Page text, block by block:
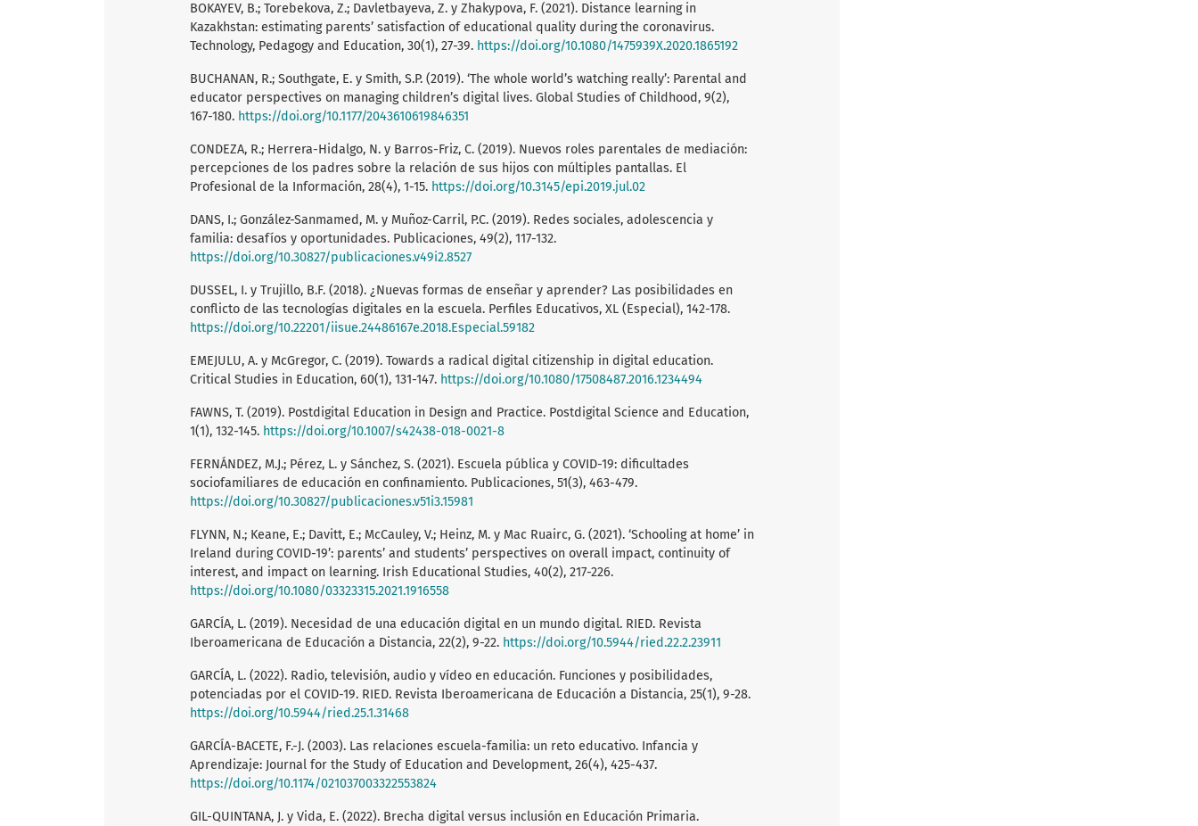
BOKAYEV, B.; Torebekova, Z.; Davletbayeva, Z. y Zhakypova, F. (2021). Distance learning in
Kazakhstan: estimating parents’ satisfaction of educational quality during the coronavirus.
Technology, Pedagogy and Education, 30(1), 27-39. https://doi.org/10.1080/1475939X.2020.1865192
BUCHANAN, R.; Southgate, E. y Smith, S.P. (2019). ‘The whole world’s watching really’: Parental and
educator perspectives on managing children’s digital lives. Global Studies of Childhood, 9(2),
167-180. https://doi.org/10.1177/2043610619846351
CONDEZA, R.; Herrera-Hidalgo, N. y Barros-Friz, C. (2019). Nuevos roles parentales de mediación:
percepciones de los padres sobre la relación de sus hijos con múltiples pantallas. El
Profesional de la Información, 28(4), 1-15. https://doi.org/10.3145/epi.2019.jul.02
DANS, I.; González-Sanmamed, M. y Muñoz-Carril, P.C. (2019). Redes sociales, adolescencia y
familia: desafíos y oportunidades. Publicaciones, 49(2), 117-132.
https://doi.org/10.30827/publicaciones.v49i2.8527
DUSSEL, I. y Trujillo, B.F. (2018). ¿Nuevas formas de enseñar y aprender? Las posibilidades en
conflicto de las tecnologías digitales en la escuela. Perfiles Educativos, XL (Especial), 142-178.
https://doi.org/10.22201/iisue.24486167e.2018.Especial.59182
EMEJULU, A. y McGregor, C. (2019). Towards a radical digital citizenship in digital education.
Critical Studies in Education, 60(1), 131-147. https://doi.org/10.1080/17508487.2016.1234494
FAWNS, T. (2019). Postdigital Education in Design and Practice. Postdigital Science and Education,
1(1), 132-145. https://doi.org/10.1007/s42438-018-0021-8
FERNÁNDEZ, M.J.; Pérez, L. y Sánchez, S. (2021). Escuela pública y COVID-19: dificultades
sociofamiliares de educación en confinamiento. Publicaciones, 51(3), 463-479.
https://doi.org/10.30827/publicaciones.v51i3.15981
FLYNN, N.; Keane, E.; Davitt, E.; McCauley, V.; Heinz, M. y Mac Ruairc, G. (2021). ‘Schooling at home’ in
Ireland during COVID-19’: parents’ and students’ perspectives on overall impact, continuity of
interest, and impact on learning. Irish Educational Studies, 40(2), 217-226.
https://doi.org/10.1080/03323315.2021.1916558
GARCÍA, L. (2019). Necesidad de una educación digital en un mundo digital. RIED. Revista
Iberoamericana de Educación a Distancia, 22(2), 9-22. https://doi.org/10.5944/ried.22.2.23911
GARCÍA, L. (2022). Radio, televisión, audio y vídeo en educación. Funciones y posibilidades,
potenciadas por el COVID-19. RIED. Revista Iberoamericana de Educación a Distancia, 25(1), 9-28.
https://doi.org/10.5944/ried.25.1.31468
GARCÍA-BACETE, F.-J. (2003). Las relaciones escuela-familia: un reto educativo. Infancia y
Aprendizaje: Journal for the Study of Education and Development, 26(4), 425-437.
https://doi.org/10.1174/021037003322553824
GIL-QUINTANA, J. y Vida, E. (2022). Brecha digital versus inclusión en Educación Primaria.